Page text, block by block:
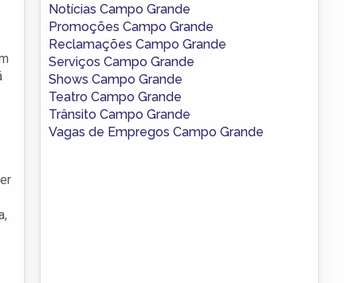
Notícias Campo Grande
Promoções Campo Grande
Reclamações Campo Grande
Serviços Campo Grande
Shows Campo Grande
Teatro Campo Grande
Trânsito Campo Grande
Vagas de Empregos Campo Grande